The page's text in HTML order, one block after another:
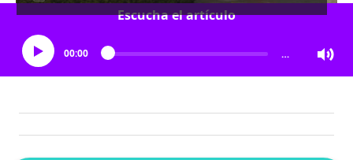
Escucha el artículo
00:00 …